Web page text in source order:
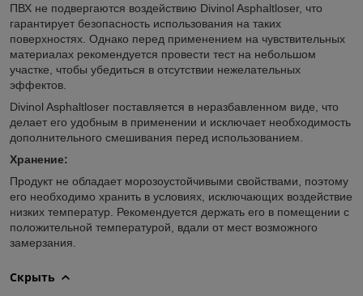
ПВХ не подвергаются воздействию Divinol Asphaltloser, что
гарантирует безопасность использования на таких
поверхностях. Однако перед применением на чувствительных
материалах рекомендуется провести тест на небольшом
участке, чтобы убедиться в отсутствии нежелательных
эффектов.
Divinol Asphaltloser поставляется в неразбавленном виде, что
делает его удобным в применении и исключает необходимость
дополнительного смешивания перед использованием.
Хранение:
Продукт не обладает морозоустойчивыми свойствами, поэтому
его необходимо хранить в условиях, исключающих воздействие
низких температур. Рекомендуется держать его в помещении с
положительной температурой, вдали от мест возможного
замерзания.
Скрыть